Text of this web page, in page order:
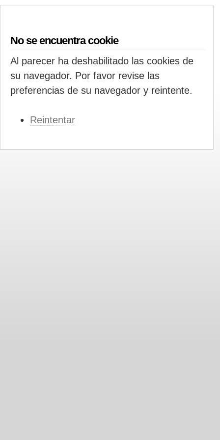
No se encuentra cookie
Al parecer ha deshabilitado las cookies de
su navegador. Por favor revise las
preferencias de su navegador y reintente.
Reintentar